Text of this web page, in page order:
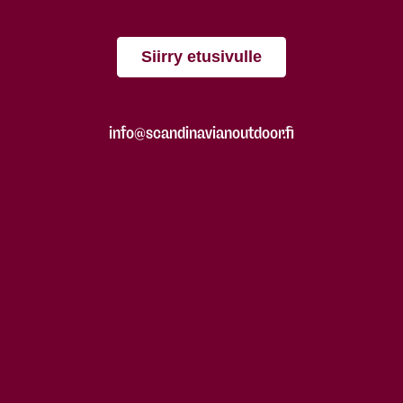
Siirry etusivulle
info@scandinavianoutdoor.fi